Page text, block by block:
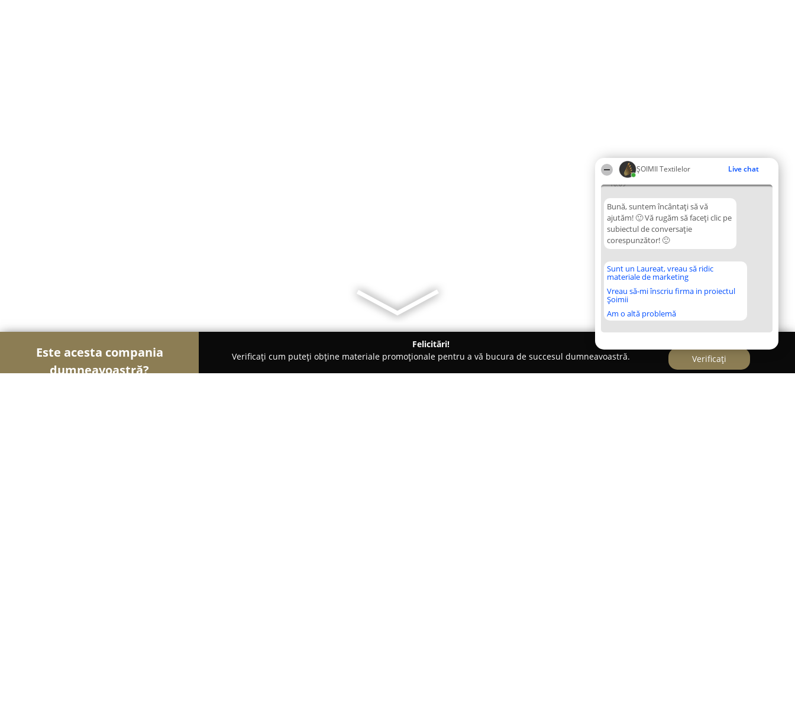
ȘOIMII Textilelor Live chat
16:09
Bună, suntem încântați să vă
ajutăm! 🙂 Vă rugăm să faceți clic pe
subiectul de conversație
corespunzător! 🙂
Sunt un Laureat, vreau să ridic
materiale de marketing
Vreau să-mi înscriu firma in proiectul
Șoimii
Am o altă problemă
Este acesta compania
dumneavoastră?
Felicitări!
Verificați cum puteți obține materiale promoționale pentru a vă bucura de succesul dumneavoastră.
Verificați